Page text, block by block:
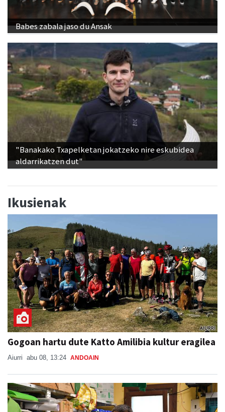
Babes zabala jaso du Ansak
"Banakako Txapelketan jokatzeko nire eskubidea
aldarrikatzen dut"
Ikusienak
Gogoan hartu dute Katto Amilibia kultur eragilea
Aiurri abu 08, 13:24 ANDOAIN